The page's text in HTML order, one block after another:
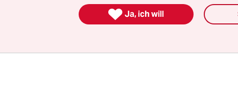
so die Verdachtsmöglichkeiten vermehrt:
 Ja, ich will